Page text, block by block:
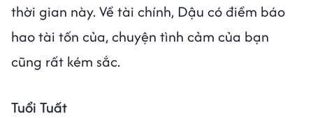
thời gian này. Về tài chính, Dậu có điềm báo
hao tài tốn của, chuyện tình cảm của bạn
cũng rất kém sắc.
Tuổi Tuất